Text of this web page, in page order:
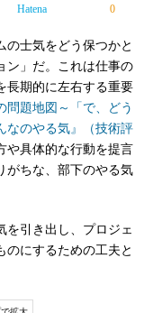
Hatena 0
士気をどう保つかと
ン」だ。これは仕事の
長期的に左右する重要
問題地図～「で、どう
なのやる気』（技術評
や具体的な行動を提言
がちな、部下のやる気
引き出し、プロジェ
のにするための工夫と